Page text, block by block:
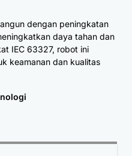
dengan peningkatan
daya tahan dan
IEC 63327, robot ini
keamanan dan kualitas